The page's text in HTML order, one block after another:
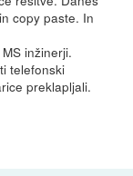
copy paste. In
inžinerji.
telefonski
preklapljali.